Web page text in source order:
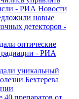
- РИА Новости
новые
детекторов -
оптические
радиации - РИА
уникальный
Бехтерева
40 препаратов от